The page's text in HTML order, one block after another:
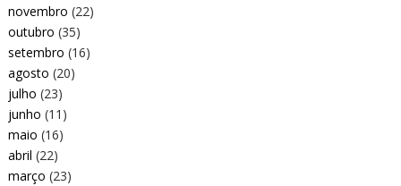
novembro (22)
outubro (35)
setembro (16)
agosto (20)
julho (23)
junho (11)
maio (16)
abril (22)
março (23)